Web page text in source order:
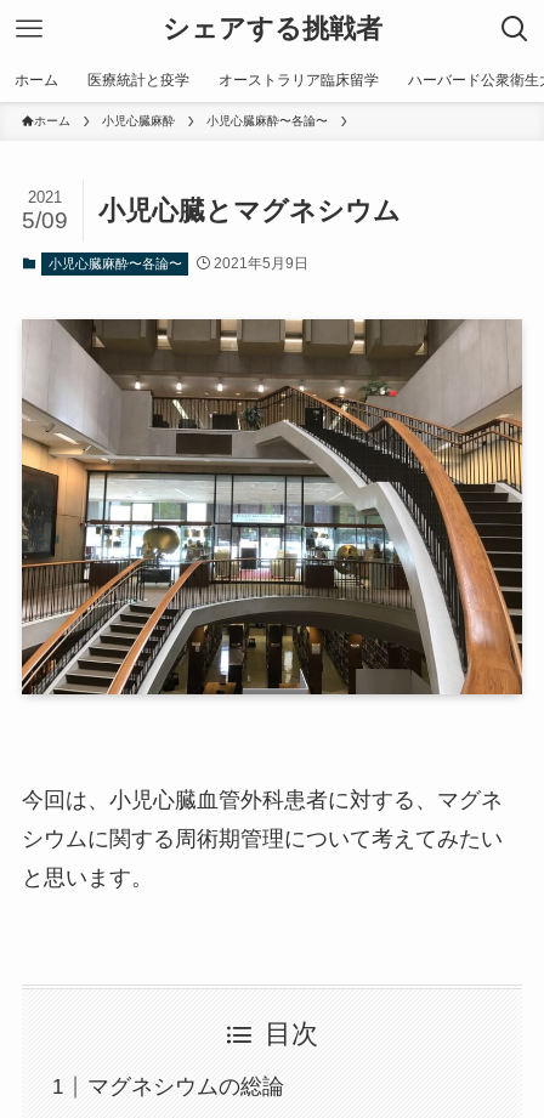
シェアする挑戦者
ホーム 医療統計と疫学 オーストラリア臨床留学 ハーバード公衆衛生
ホーム 小児心臓麻酔 小児心臓麻酔〜各論〜
小児心臓とマグネシウム
2021
5/09
小児心臓麻酔〜各論〜 2021年5月9日
今回は、小児心臓血管外科患者に対する、マグネ
シウムに関する周術期管理について考えてみたい
と思います。
目次
マグネシウムの総論